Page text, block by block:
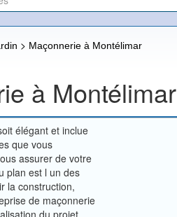
> Maçonnerie à Montélimar
à Montélimar
élégant et inclue
que vous
assurer de votre
plan est l un des
la construction,
de maçonnerie
du projet